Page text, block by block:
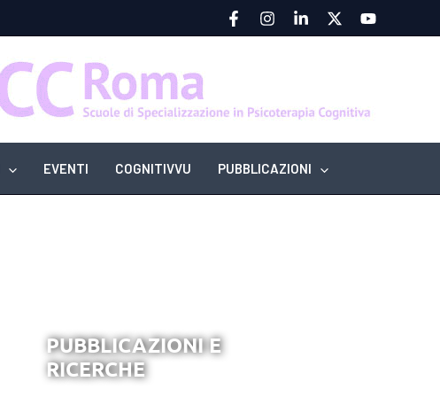
EVENTI COGNITIVVU PUBBLICAZIONI
PUBBLICAZIONI E
RICERCHE